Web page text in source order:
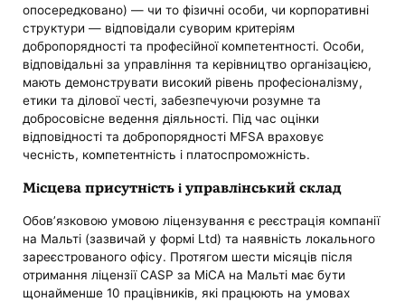
опосередковано) — чи то фізичні особи, чи корпоративні
структури — відповідали суворим критеріям
добропорядності та професійної компетентності. Особи,
відповідальні за управління та керівництво організацією,
мають демонструвати високий рівень професіоналізму,
етики та ділової честі, забезпечуючи розумне та
добросовісне ведення діяльності. Під час оцінки
відповідності та добропорядності MFSA враховує
чесність, компетентність і платоспроможність.
Місцева присутність і управлінський склад
Обов’язковою умовою ліцензування є реєстрація компанії
на Мальті (зазвичай у формі Ltd) та наявність локального
зареєстрованого офісу. Протягом шести місяців після
отримання ліцензії CASP за MiCA на Мальті має бути
щонайменше 10 працівників, які працюють на умовах